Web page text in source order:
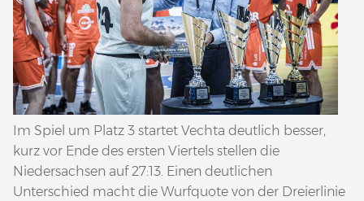
Im Spiel um Platz 3 startet Vechta deutlich besser,
kurz vor Ende des ersten Viertels stellen die
Niedersachsen auf 27:13. Einen deutlichen
Unterschied macht die Wurfquote von der Dreierlinie